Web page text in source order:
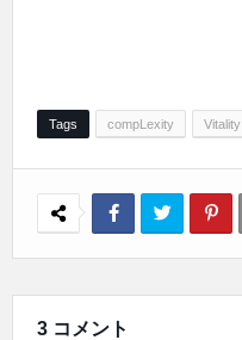
Tags compLexity Vitality
3 コメント